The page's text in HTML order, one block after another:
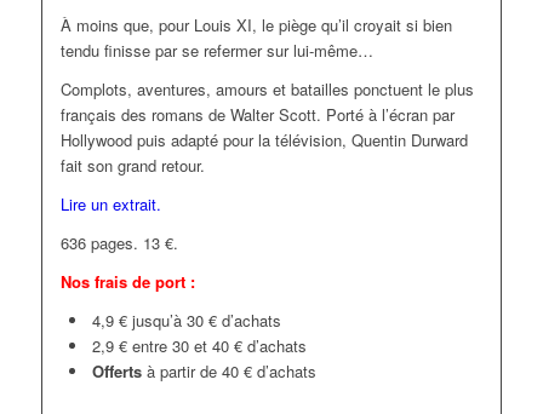
À moins que, pour Louis XI, le piège qu’il croyait si bien
tendu finisse par se refermer sur lui-même…
Complots, aventures, amours et batailles ponctuent le plus
français des romans de Walter Scott. Porté à l’écran par
Hollywood puis adapté pour la télévision, Quentin Durward
fait son grand retour.
Lire un extrait.
636 pages. 13 €.
Nos frais de port :
4,9 € jusqu’à 30 € d’achats
2,9 € entre 30 et 40 € d’achats
Offertsà partir de 40 € d’achats